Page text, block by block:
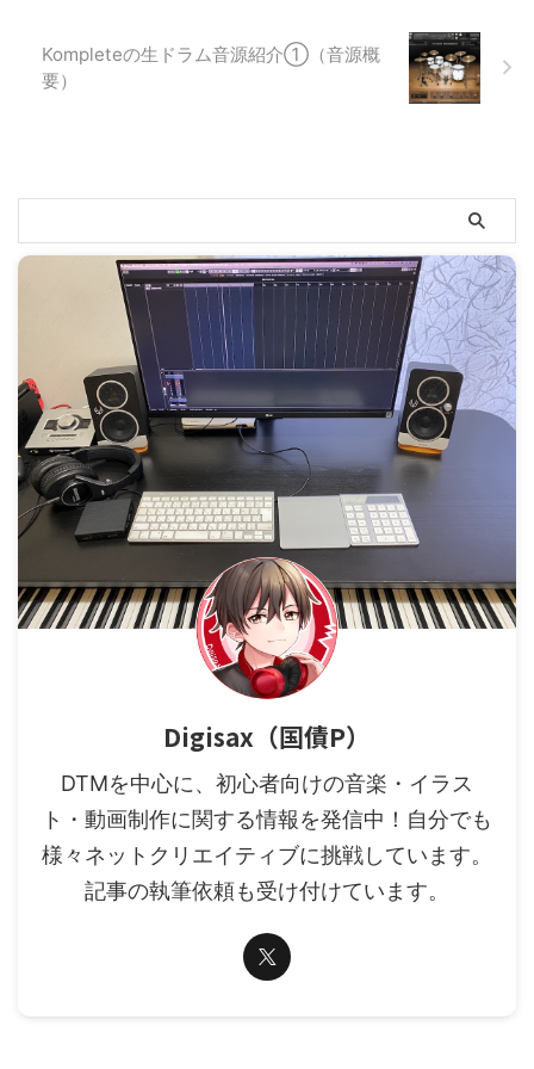
Kompleteの生ドラム音源紹介①（音源概
要）
Digisax（国債P）
DTMを中心に、初心者向けの音楽・イラス
ト・動画制作に関する情報を発信中！自分でも
様々ネットクリエイティブに挑戦しています。
記事の執筆依頼も受け付けています。